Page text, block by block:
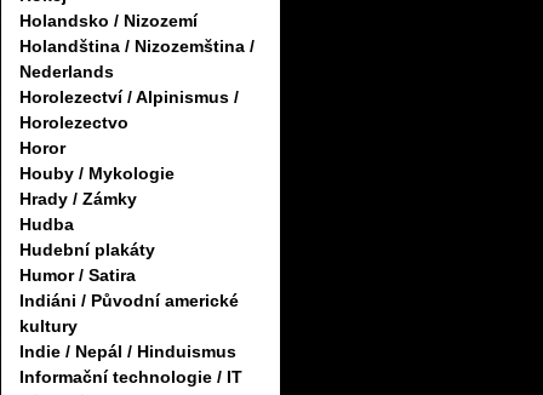
Holandsko / Nizozemí
Holandština / Nizozemština /
Nederlands
Horolezectví / Alpinismus /
Horolezectvo
Horor
Houby / Mykologie
Hrady / Zámky
Hudba
Hudební plakáty
Humor / Satira
Indiáni / Původní americké
kultury
Indie / Nepál / Hinduismus
Informační technologie / IT